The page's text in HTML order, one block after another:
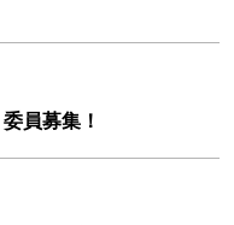
員募集！